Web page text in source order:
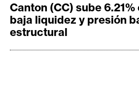
Canton (CC) sube
baja liquidez y presión
estructural